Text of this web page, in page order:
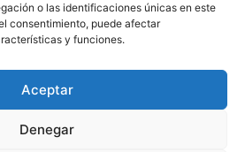
o las identificaciones únicas en este
consentimiento, puede afectar
y funciones.
Aceptar
Denegar
en Canarias.